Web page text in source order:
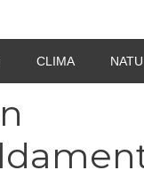
CLIMA